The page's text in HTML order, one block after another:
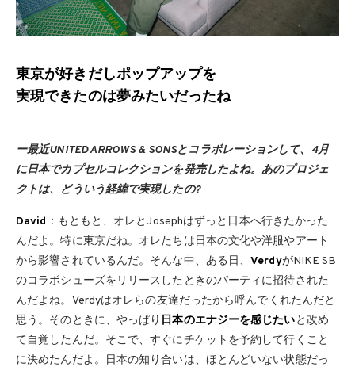
東京が好きだしポップアップを
実現できたのは夢みたいだったね
ー最近UNITED ARROWS & SONSとコラボレーションして、4月
に日本でカプセルコレクションを発売したよね。あのプロジェ
クトは、どういう経緯で実現したの?
David ：もともと、オレとJosephはずっと日本へ行きたかった
んだよ。特に東京だね。オレたちは日本の文化や洋服やアート
から影響されているんだ。そんな中、ある日、VerdyがNIKE SB
のコラボシューズをリリースしたときのパーティに招待された
んだよね。Verdyはオレらの友達だったから呼んでくれたんだと
思う。そのときに、やっぱり 日本のエナジーを感じたいと改め
て自覚したんだ。そこで、すぐにチケットを予約して行くこと
に決めたんだよ。日本の知り合いは、ほとんどいない状態だっ